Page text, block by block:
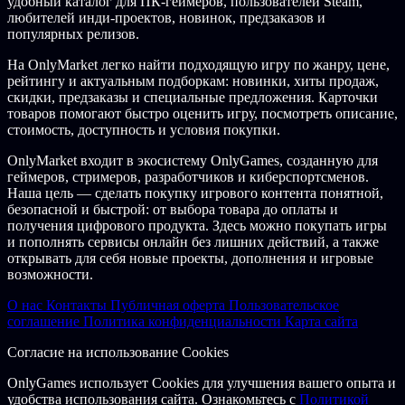
Game Tools, Inc. Havok software is © 2021 Microsoft. TM & ©
2021 Paramount Pictures. All rights reserved.
любителей инди-проектов, новинок, предзаказов и
популярных релизов.
На OnlyMarket легко найти подходящую игру по жанру, цене,
рейтингу и актуальным подборкам: новинки, хиты продаж,
скидки, предзаказы и специальные предложения. Карточки
товаров помогают быстро оценить игру, посмотреть описание,
стоимость, доступность и условия покупки.
OnlyMarket входит в экосистему OnlyGames, созданную для
геймеров, стримеров, разработчиков и киберспортсменов.
Наша цель — сделать покупку игрового контента понятной,
безопасной и быстрой: от выбора товара до оплаты и
получения цифрового продукта. Здесь можно покупать игры
и пополнять сервисы онлайн без лишних действий, а также
открывать для себя новые проекты, дополнения и игровые
возможности.
О нас Контакты Публичная оферта Пользовательское
соглашение Политика конфиденциальности Карта сайта
Согласие на использование Cookies
OnlyGames использует Cookies для улучшения вашего опыта и
удобства использования сайта. Ознакомьтесь с Политикой